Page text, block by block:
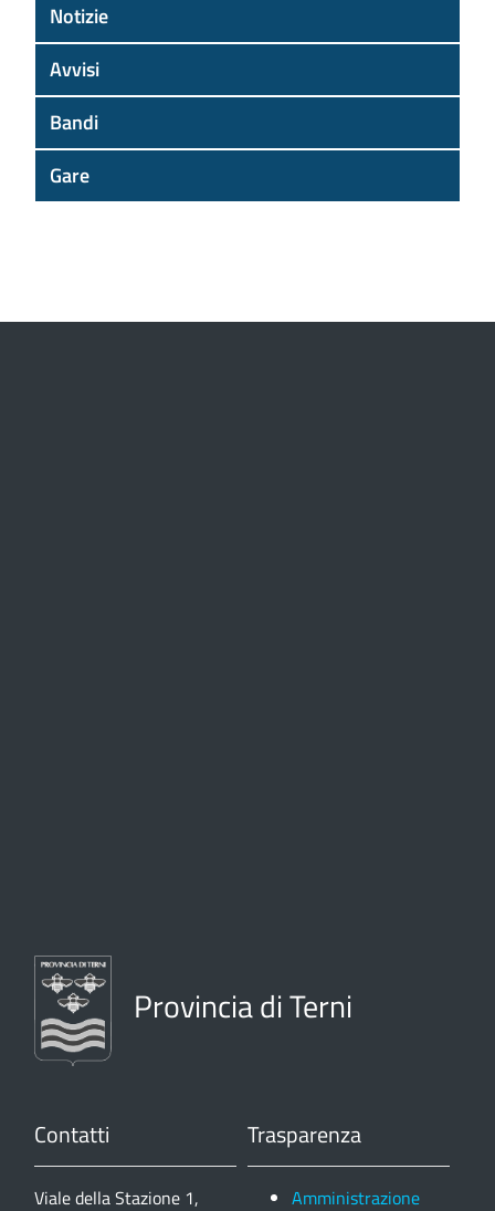
Notizie
Avvisi
Bandi
Gare
Provincia di Terni
Contatti
Viale della Stazione 1,
Trasparenza
Amministrazione